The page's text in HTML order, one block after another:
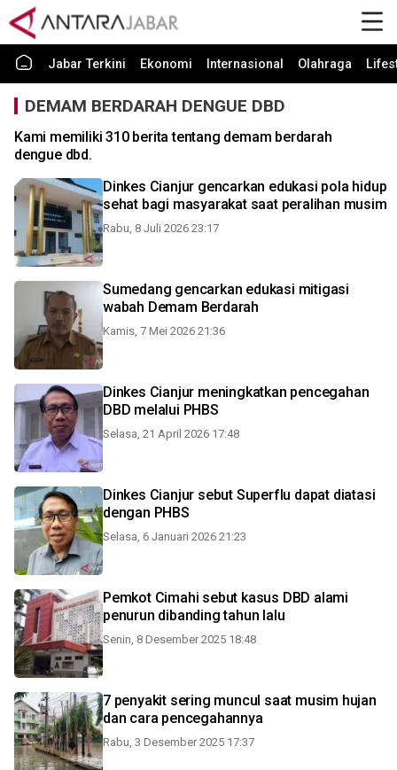
Jabar Terkini Ekonomi Internasional Olahraga
DEMAM BERDARAH DENGUE DBD
Kami memiliki 310 berita tentang demam berdarah
dengue dbd.
Dinkes Cianjur gencarkan edukasi pola hidup
sehat bagi masyarakat saat peralihan musim
Rabu, 8 Juli 2026 23:17
Sumedang gencarkan edukasi mitigasi
wabah Demam Berdarah
Kamis, 7 Mei 2026 21:36
Dinkes Cianjur meningkatkan pencegahan
DBD melalui PHBS
Selasa, 21 April 2026 17:48
Dinkes Cianjur sebut Superflu dapat diatasi
dengan PHBS
Selasa, 6 Januari 2026 21:23
Pemkot Cimahi sebut kasus DBD alami
penurun dibanding tahun lalu
Senin, 8 Desember 2025 18:48
7 penyakit sering muncul saat musim hujan
dan cara pencegahannya
Rabu, 3 Desember 2025 17:37